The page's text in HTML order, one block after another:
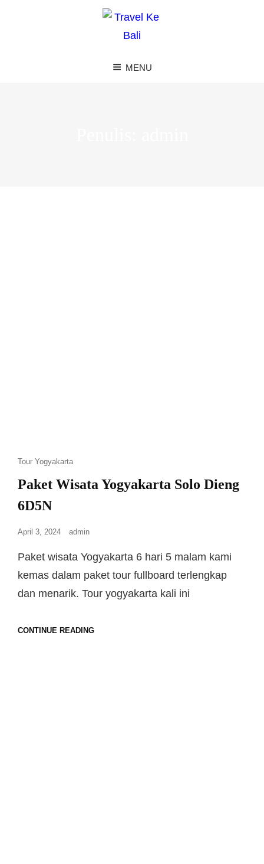
MENU
Tour Yogyakarta
Paket Wisata Yogyakarta Solo Dieng
6D5N
April 3, 2024 admin
Paket wisata Yogyakarta 6 hari 5 malam kami
kemas dalam paket tour fullboard terlengkap
dan menarik. Tour yogyakarta kali ini
CONTINUE READING